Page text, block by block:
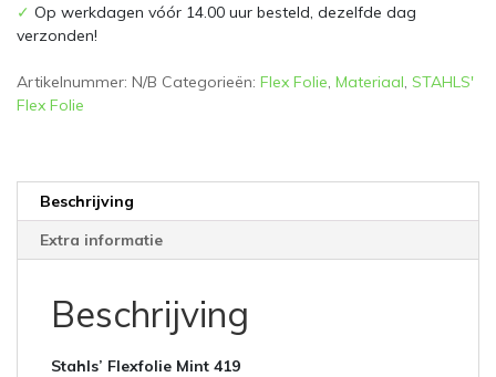
✓ Op werkdagen vóór 14.00 uur besteld, dezelfde dag
verzonden!
Artikelnummer: N/B Categorieën: Flex Folie, Materiaal, STAHLS'
Flex Folie
Beschrijving
Extra informatie
Beschrijving
Stahls’ Flexfolie Mint 419